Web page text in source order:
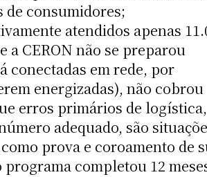
de consumidores;
atendidos apenas
a CERON não se preparou
conectadas em rede, por
energizadas), não cobrou
erros primários de logística,
adequado, são
prova e coroamento de
programa completou 12